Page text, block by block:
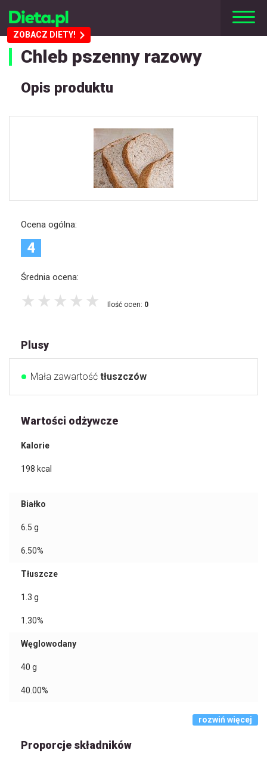
ZOBACZ DIETY!
Chleb pszenny razowy
Opis produktu
Ocena ogólna:
4
Średnia ocena:
Ilość ocen: 0
Plusy
Mała zawartość tłuszczów
Wartości odżywcze
Kalorie
198 kcal
Białko
6.5 g
6.50%
Tłuszcze
1.3 g
1.30%
Węglowodany
40 g
40.00%
rozwiń więcej
Proporcje składników